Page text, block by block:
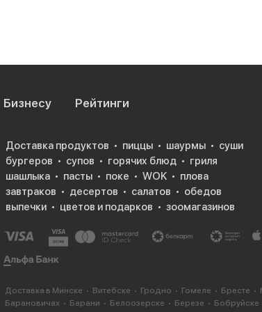
Бизнесу Рейтинги
Доставка продуктов пиццы шаурмы
суши
бургеров
супов горячих блюд
гриля
шашлыка
пасты поке WOK
плова
завтраков
десертов салатов
обедов
выпечки
цветов и подарков зоомагазинов
Доставка в Минске Витебске Гродно Гомеле Бресте
Барановичах
Барани Белоозерске Березе Бобруйске